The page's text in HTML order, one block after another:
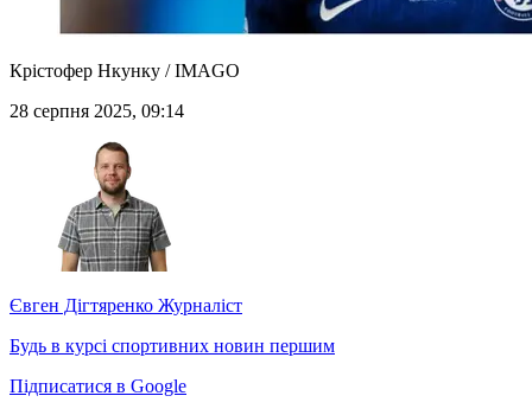
Крістофер Нкунку / IMAGO
28 серпня 2025, 09:14
Євген Дігтяренко Журналіст
Будь в курсі спортивних новин першим
Підписатися в Google